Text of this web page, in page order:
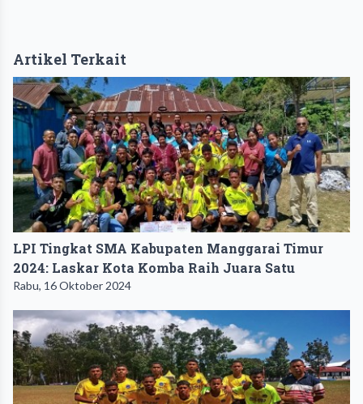
Artikel Terkait
LPI Tingkat SMA Kabupaten Manggarai Timur
2024: Laskar Kota Komba Raih Juara Satu
Rabu, 16 Oktober 2024